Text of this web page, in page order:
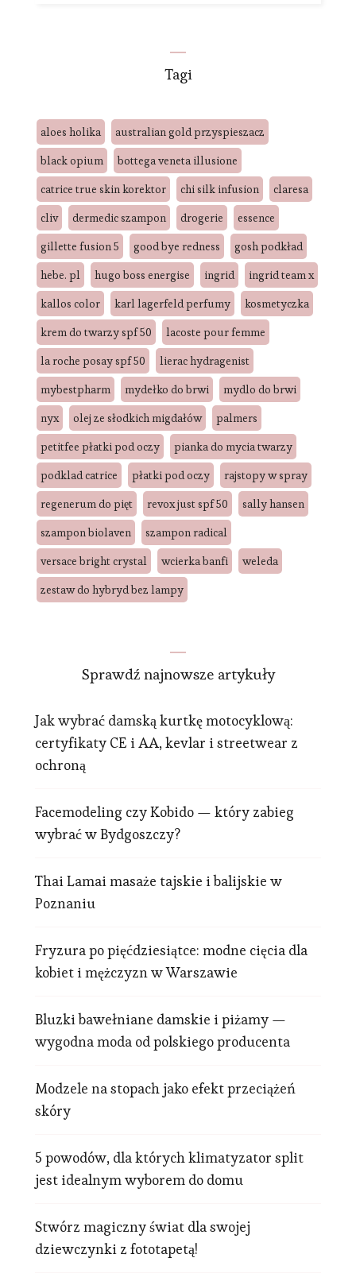
Tagi
aloes holika
australian gold przyspieszacz
black opium
bottega veneta illusione
catrice true skin korektor
chi silk infusion
claresa
cliv
dermedic szampon drogerie
essence
gillette fusion 5
good bye redness
gosh podkład
hebe. pl
hugo boss energise ingrid
ingrid team x
kallos color
karl lagerfeld perfumy
kosmetyczka
krem do twarzy spf 50
lacoste pour femme
la roche posay spf 50
lierac hydragenist
mybestpharm
mydełko do brwi
mydlo do brwi
nyx
olej ze słodkich migdałów
palmers
petitfee płatki pod oczy
pianka do mycia twarzy
podklad catrice
płatki pod oczy
rajstopy w spray
regenerum do pięt
revox just spf 50
sally hansen
szampon biolaven
szampon radical
versace bright crystal
wcierka banfi
weleda
zestaw do hybryd bez lampy
Sprawdź najnowsze artykuły
Jak wybrać damską kurtkę motocyklową:
certyfikaty CE i AA, kevlar i streetwear z
ochroną
Facemodeling czy Kobido — który zabieg
wybrać w Bydgoszczy?
Thai Lamai masaże tajskie i balijskie w
Poznaniu
Fryzura po pięćdziesiątce: modne cięcia dla
kobiet i mężczyzn w Warszawie
Bluzki bawełniane damskie i piżamy —
wygodna moda od polskiego producenta
Modzele na stopach jako efekt przeciążeń
skóry
5 powodów, dla których klimatyzator split
jest idealnym wyborem do domu
Stwórz magiczny świat dla swojej
dziewczynki z fototapetą!